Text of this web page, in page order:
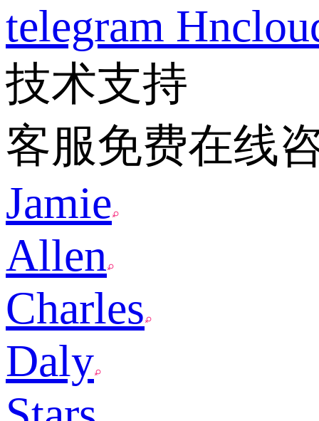
telegram
技术支持
客服免费在线
Jamie
Allen
Charles
Daly